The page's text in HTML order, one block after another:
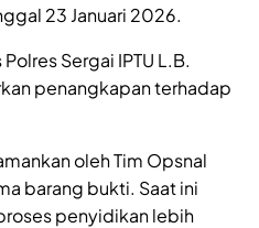
23 Januari 2026.
Sergai IPTU L.B.
penangkapan terhadap
oleh Tim Opsnal
barang bukti. Saat ini
penyidikan lebih